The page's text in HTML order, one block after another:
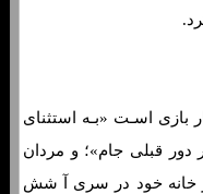
بازی اسـت «بـه استثنای
دور قبلی جام»؛ و مردان
از 12 بازی خارج از خانه خود در سری آ شش